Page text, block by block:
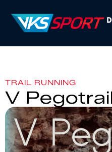
TRAIL RUNNING
V